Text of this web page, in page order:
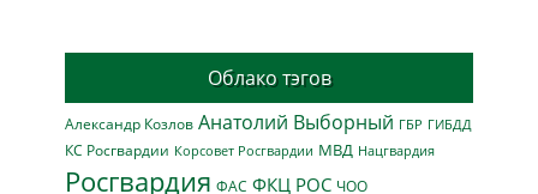
Облако тэгов
Александр Козлов Анатолий Выборный ГБР ГИБДД
КС Росгвардии Корсовет Росгвардии МВД Нацгвардия
Росгвардия ФАС ФКЦ РОС ЧОО